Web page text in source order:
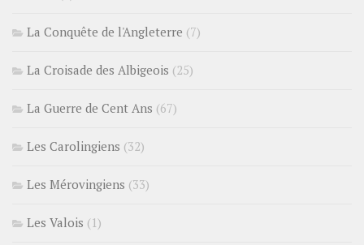
La Conquête de l'Angleterre (7)
La Croisade des Albigeois (25)
La Guerre de Cent Ans (67)
Les Carolingiens (32)
Les Mérovingiens (33)
Les Valois (1)